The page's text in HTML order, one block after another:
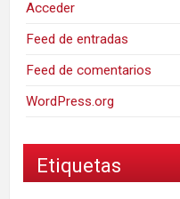
Acceder
Feed de entradas
Feed de comentarios
WordPress.org
Etiquetas